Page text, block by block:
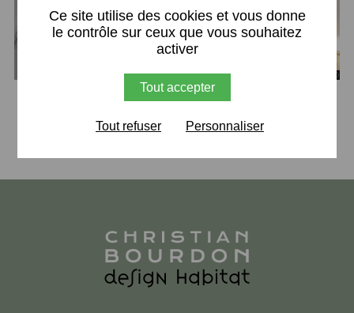
Retour
Ce site utilise des cookies et vous donne
le contrôle sur ceux que vous souhaitez
activer
Tout accepter
Tout refuser Personnaliser